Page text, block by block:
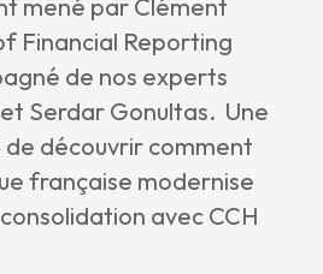
mené par Clément
Financial Reporting
de nos experts
Serdar Gonultas. Une
découvrir comment
française modernise
avec CCH